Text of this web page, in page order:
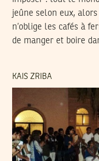
jeûne selon eux,
n’oblige les cafés à
de manger et boire
KAIS ZRIBA